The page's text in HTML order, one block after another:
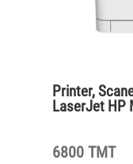
Printer,
LaserJet HP
6800 TMT